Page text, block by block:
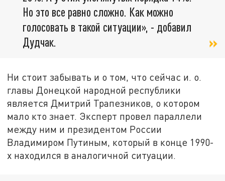
Но это все равно сложно. Как можно
голосовать в такой ситуации», - добавил
Дудчак.
Ни стоит забывать и о том, что сейчас и. о.
главы Донецкой народной республики
является Дмитрий Трапезников, о котором
мало кто знает. Эксперт провел параллели
между ним и президентом России
Владимиром Путиным, который в конце 1990-
х находился в аналогичной ситуации.